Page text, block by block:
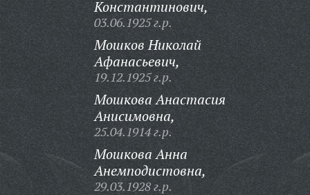
Константинович,
03.06.1925 г.р.
Мошков Николай
Афанасьевич,
19.12.1925 г.р.
Мошкова Анастасия
Анисимовна,
25.04.1914 г.р.
Мошкова Анна
Анемподистовна,
29.03.1928 г.р.